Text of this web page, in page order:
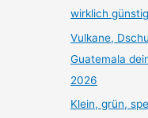
wirklich
Vulkane,
Guatemala
2026
Klein, grün,